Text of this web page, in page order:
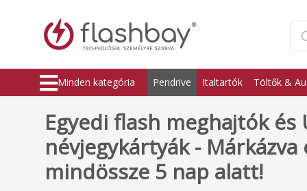
Minden kategória Pendrive Italtartók Töltők &
Egyedi flash meghajtók és
névjegykártyák -
mindössze 5 nap alatt!